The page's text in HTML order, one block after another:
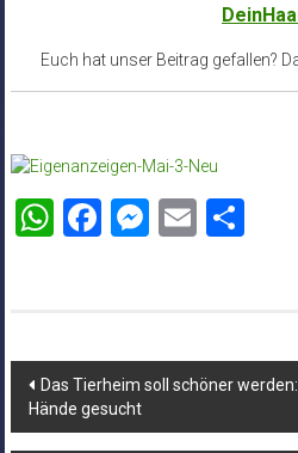
Euch hat unser Beitrag gefallen?
WhatsApp
Facebook
Email
Beitragsnavigation
Das Tierheim soll schöner
Hände gesucht